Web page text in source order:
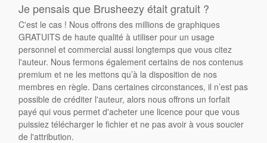
Je pensais que Brusheezy était gratuit ?
C'est le cas ! Nous offrons des millions de graphiques
GRATUITS de haute qualité à utiliser pour un usage
personnel et commercial aussi longtemps que vous citez
l'auteur. Nous fermons également certains de nos contenus
premium et ne les mettons qu’à la disposition de nos
membres en règle. Dans certaines circonstances, il n’est pas
possible de créditer l'auteur, alors nous offrons un forfait
payé qui vous permet d'acheter une licence pour que vous
puissiez télécharger le fichier et ne pas avoir à vous soucier
de l'attribution.